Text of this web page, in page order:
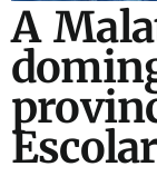
A
Escolar